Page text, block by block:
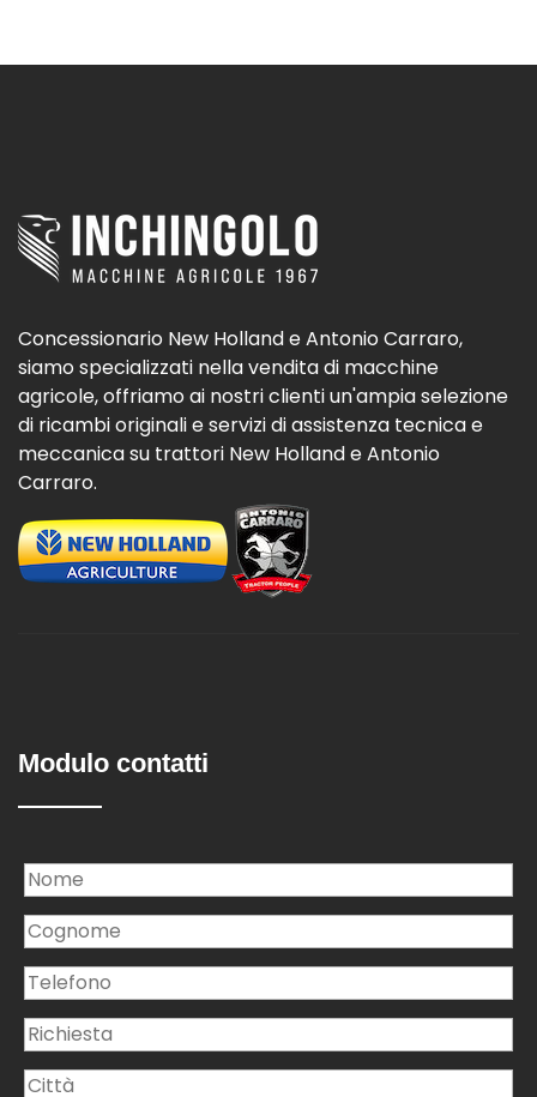
Concessionario New Holland e Antonio Carraro,
siamo specializzati nella vendita di macchine
agricole, offriamo ai nostri clienti un'ampia selezione
di ricambi originali e servizi di assistenza tecnica e
meccanica su trattori New Holland e Antonio
Carraro.
Modulo contatti